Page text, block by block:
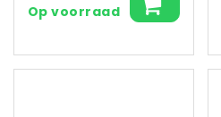
Op voorraad